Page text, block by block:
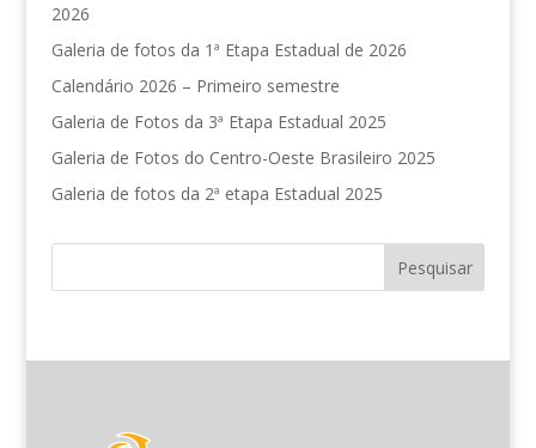
2026
Galeria de fotos da 1ª Etapa Estadual de 2026
Calendário 2026 – Primeiro semestre
Galeria de Fotos da 3ª Etapa Estadual 2025
Galeria de Fotos do Centro-Oeste Brasileiro 2025
Galeria de fotos da 2ª etapa Estadual 2025